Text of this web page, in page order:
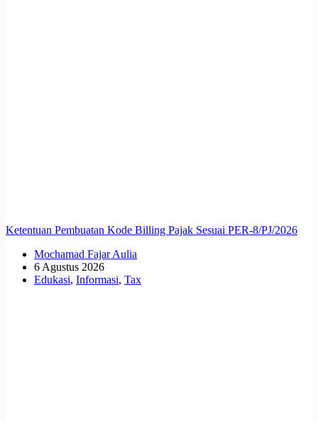
Ketentuan Pembuatan Kode Billing Pajak Sesuai PER-8/PJ/2026
Mochamad Fajar Aulia
6 Agustus 2026
Edukasi, Informasi, Tax